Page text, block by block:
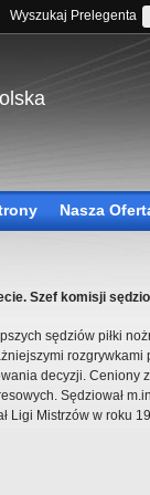
Wyszukaj Prelegenta
Nasza
Szef komisji
sędziów piłki
rozgrywkami
decyzji. Ceniony
Sędziował
Ligi Mistrzów w roku